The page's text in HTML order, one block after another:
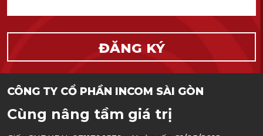
CÔNG TY CỔ PHẦN INCOM SÀI GÒN
Cùng nâng tầm giá trị